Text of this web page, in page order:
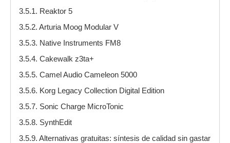
3.5.1. Reaktor 5
3.5.2. Arturia Moog Modular V
3.5.3. Native Instruments FM8
3.5.4. Cakewalk z3ta+
3.5.5. Camel Audio Cameleon 5000
3.5.6. Korg Legacy Collection Digital Edition
3.5.7. Sonic Charge MicroTonic
3.5.8. SynthEdit
3.5.9. Alternativas gratuitas: síntesis de calidad sin gastar